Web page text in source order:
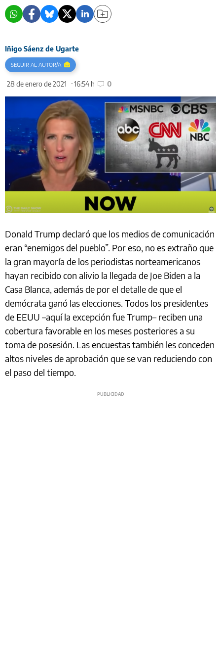
Iñigo Sáenz de Ugarte
28 de enero de 2021 16:54 h 0
SEGUIR AL AUTOR/A
Donald Trump declaró que los medios de comunicación
eran “enemigos del pueblo”. Por eso, no es extraño que
la gran mayoría de los periodistas norteamericanos
hayan recibido con alivio la llegada de Joe Biden a la
Casa Blanca, además de por el detalle de que el
demócrata ganó las elecciones. Todos los presidentes
de EEUU –aquí la excepción fue Trump– reciben una
cobertura favorable en los meses posteriores a su
toma de posesión. Las encuestas también les conceden
altos niveles de aprobación que se van reduciendo con
el paso del tiempo.